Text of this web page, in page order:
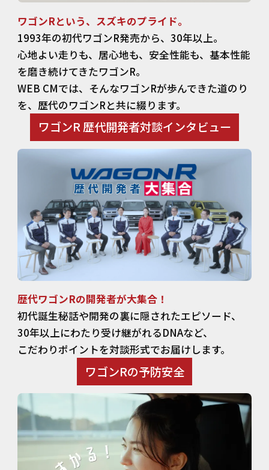
ワゴンRという、スズキのプライド。
1993年の初代ワゴンR発売から、30年以上。
心地よい走りも、居心地も、安全性能も、基本性能
を磨き続けてきたワゴンR。
WEB CMでは、そんなワゴンRが歩んできた道のり
を、歴代のワゴンRと共に綴ります。
ワゴンR 歴代開発者対談インタビュー
歴代ワゴンRの開発者が大集合！
初代誕生秘話や開発の裏に隠されたエピソード、
30年以上にわたり受け継がれるDNAなど、
こだわりポイントを対談形式でお届けします。
ワゴンRの予防安全